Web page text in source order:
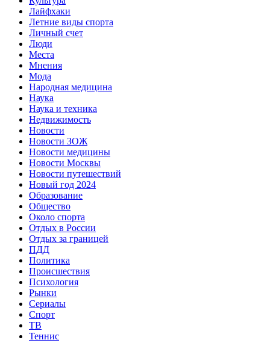
Лайфхаки
Летние виды спорта
Личный счет
Люди
Места
Мнения
Мода
Народная медицина
Наука
Наука и техника
Недвижимость
Новости
Новости ЗОЖ
Новости медицины
Новости Москвы
Новости путешествий
Новый год 2024
Образование
Общество
Около спорта
Отдых в России
Отдых за границей
ПДД
Политика
Происшествия
Психология
Рынки
Сериалы
Спорт
ТВ
Теннис